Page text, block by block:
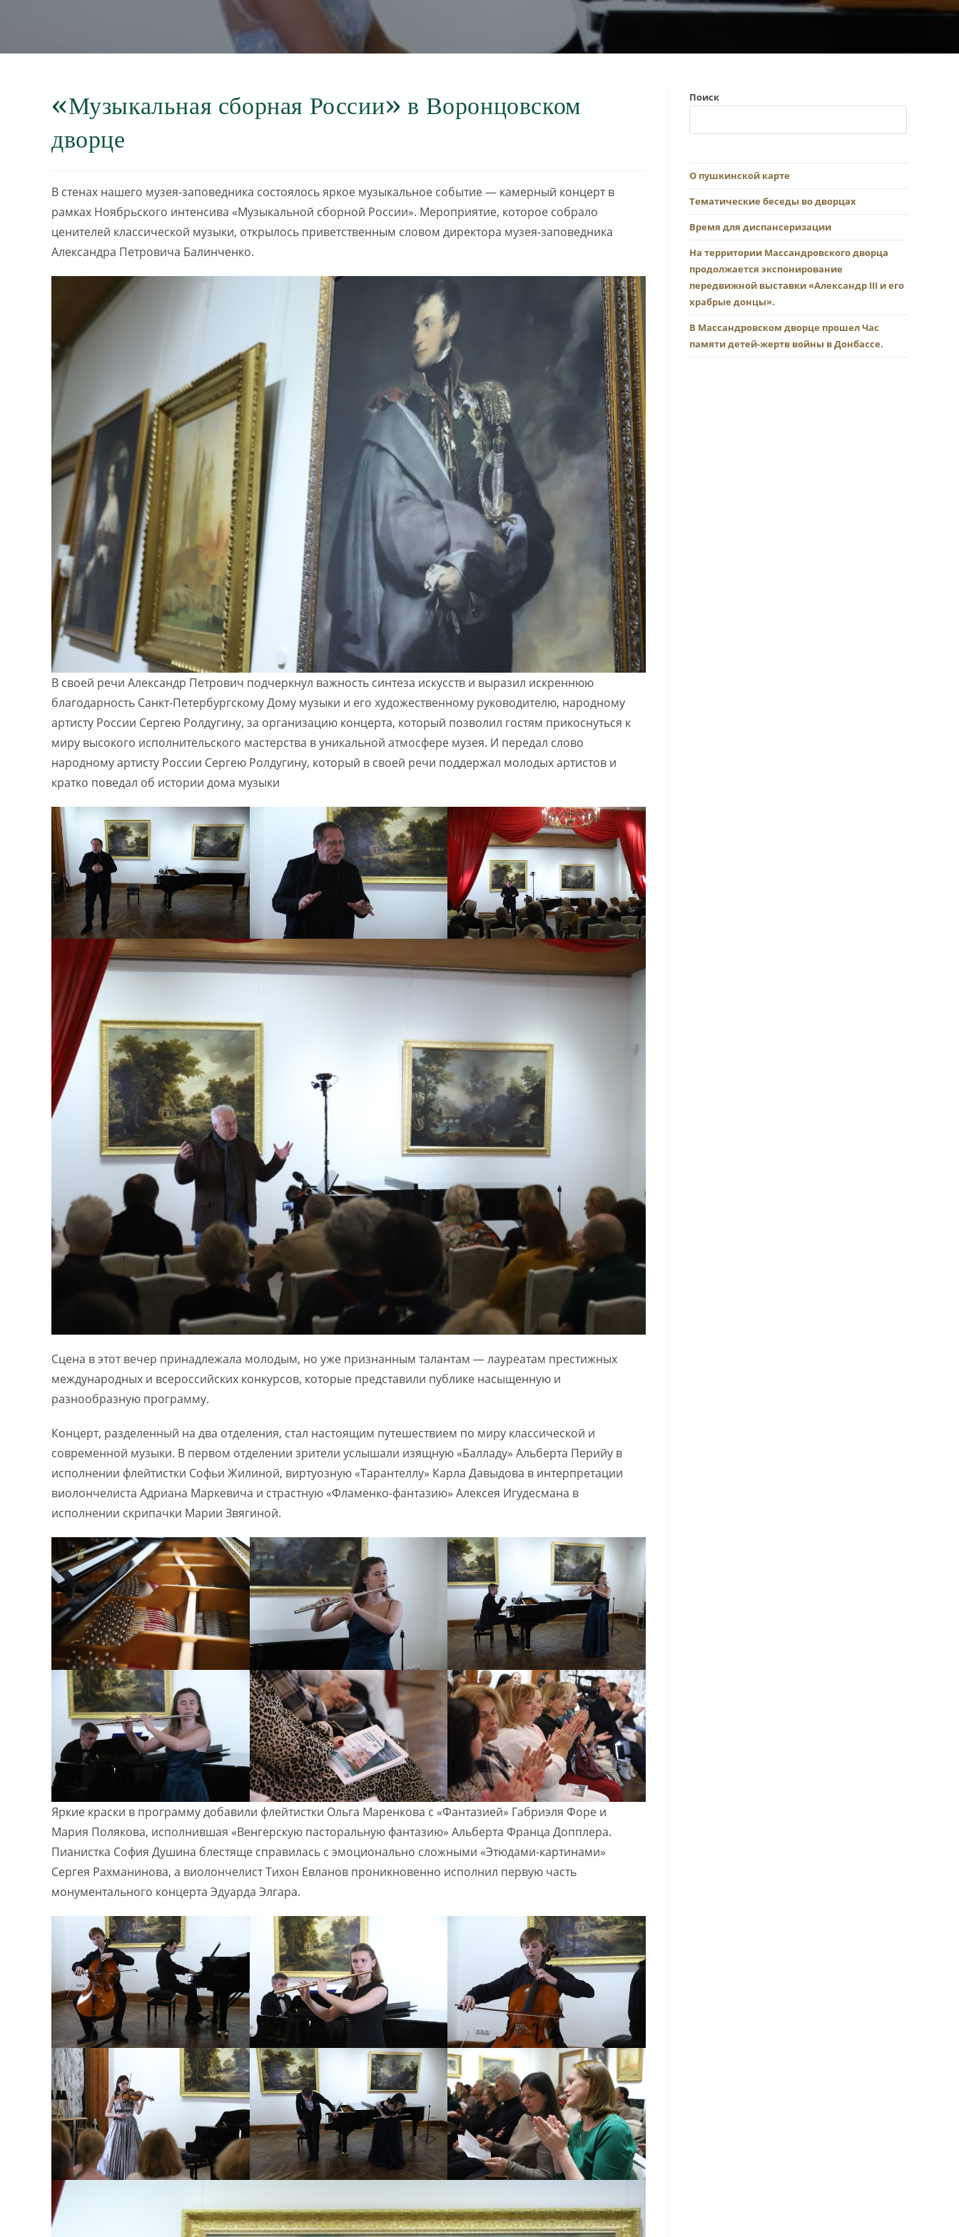
«Музыкальная сборная России» в Воронцовском
дворце
В стенах нашего музея-заповедника состоялось яркое музыкальное событие — камерный концерт в
рамках Ноябрьского интенсива «Музыкальной сборной России». Мероприятие, которое собрало
ценителей классической музыки, открылось приветственным словом директора музея-заповедника
Александра Петровича Балинченко.
В своей речи Александр Петрович подчеркнул важность синтеза искусств и выразил искреннюю
благодарность Санкт-Петербургскому Дому музыки и его художественному руководителю, народному
артисту России Сергею Ролдугину, за организацию концерта, который позволил гостям прикоснуться к
миру высокого исполнительского мастерства в уникальной атмосфере музея. И передал слово
народному артисту России Сергею Ролдугину, который в своей речи поддержал молодых артистов и
кратко поведал об истории дома музыки
Сцена в этот вечер принадлежала молодым, но уже признанным талантам — лауреатам престижных
международных и всероссийских конкурсов, которые представили публике насыщенную и
разнообразную программу.
Концерт, разделенный на два отделения, стал настоящим путешествием по миру классической и
современной музыки. В первом отделении зрители услышали изящную «Балладу» Альберта Перийу в
исполнении флейтистки Софьи Жилиной, виртуозную «Тарантеллу» Карла Давыдова в интерпретации
виолончелиста Адриана Маркевича и страстную «Фламенко-фантазию» Алексея Игудесмана в
исполнении скрипачки Марии Звягиной.
Яркие краски в программу добавили флейтистки Ольга Маренкова с «Фантазией» Габриэля Форе и
Мария Полякова, исполнившая «Венгерскую пасторальную фантазию» Альберта Франца Допплера.
Пианистка София Душина блестяще справилась с эмоционально сложными «Этюдами-картинами»
Сергея Рахманинова, а виолончелист Тихон Евланов проникновенно исполнил первую часть
монументального концерта Эдуарда Элгара.
Поиск
О пушкинской карте
Тематические беседы во дворцах
Время для диспансеризации
На территории Массандровского дворца
продолжается экспонирование
передвижной выставки «Александр III и его
храбрые донцы».
В Массандровском дворце прошел Час
памяти детей-жертв войны в Донбассе.